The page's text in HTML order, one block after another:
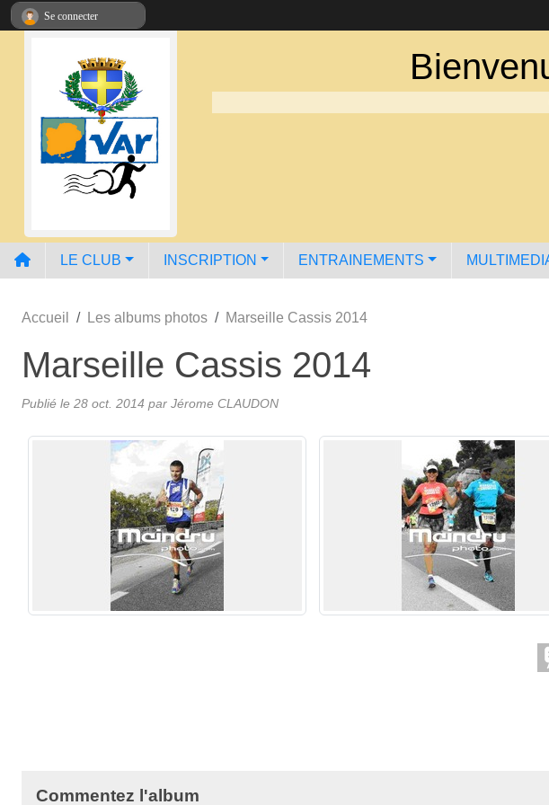
LE CLUB INSCRIPTION ENTRAINEMENTS
Accueil Les albums photos Marseille Cassis 2014
Marseille Cassis 2014
Publié le 28 oct. 2014 par Jérome CLAUDON
Commentez l'album
Se connecter
Panneau de gestion des cookies